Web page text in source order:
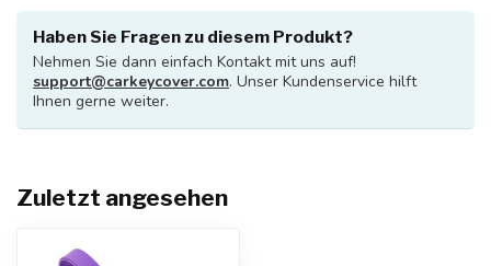
Haben Sie Fragen zu diesem Produkt?
Nehmen Sie dann einfach Kontakt mit uns auf!
support@carkeycover.com. Unser Kundenservice hilft
Ihnen gerne weiter.
Zuletzt angesehen